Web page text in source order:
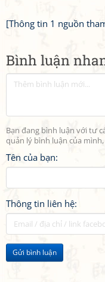
Bình luận
Bạn đang bình luận với tư
quản lý bình luận của
Tên của bạn:
Thông tin liên hệ:
Gửi bình luận
[Thông tin 1 nguồn